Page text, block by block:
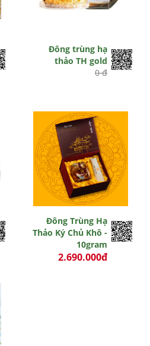
Đông trùng hạ
thảo TH gold
0 đ
Đông Trùng Hạ
Thảo Ký Chủ Khô -
10gram
2.690.000đ